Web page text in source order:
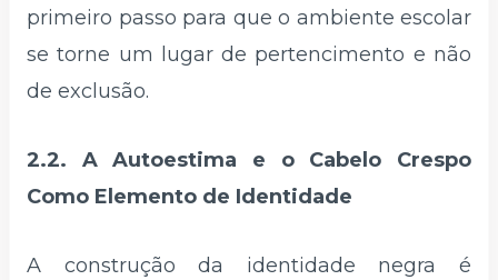
primeiro passo para que o ambiente escolar
se torne um lugar de pertencimento e não
de exclusão.
2.2. A Autoestima e o Cabelo Crespo
Como Elemento de Identidade
A construção da identidade negra é